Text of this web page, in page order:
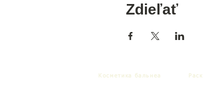
Zdieľať
Косметика бальнеа